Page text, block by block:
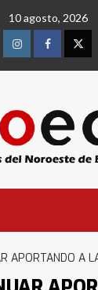
10 agosto, 2026
InstagramFacebook
APORTANDO A